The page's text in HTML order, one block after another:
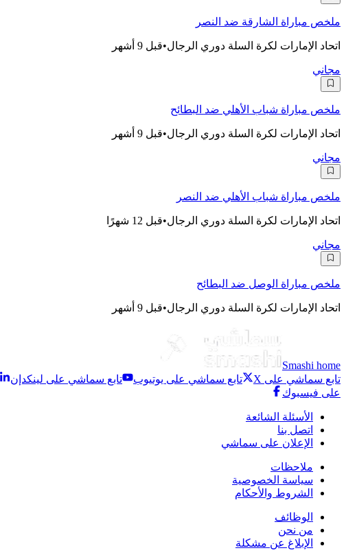
ملخص مباراة الشارقة ضد النصر
اتحاد الإمارات لكرة السلة دوري الرجال•قبل 9 أشهر
مجاني
ملخص مباراة شباب الأهلي ضد البطائح
اتحاد الإمارات لكرة السلة دوري الرجال•قبل 9 أشهر
مجاني
ملخص مباراة شباب الأهلي ضد النصر
اتحاد الإمارات لكرة السلة دوري الرجال•قبل 12 شهرًا
مجاني
ملخص مباراة الوصل ضد البطائح
اتحاد الإمارات لكرة السلة دوري الرجال•قبل 9 أشهر
Smashi home
تابع سماشي على X
تابع سماشي على يوتيوب تابع سماشي على لينكدإن
على فيسبوك
الأسئلة الشائعة
اتصل بنا
الإعلان على سماشي
ملاحظات
سياسة الخصوصية
الشروط والأحكام
الوظائف
من نحن
الإبلاغ عن مشكلة